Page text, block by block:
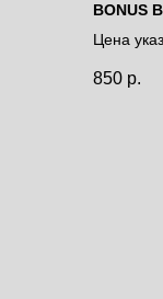
BONUS
Цена
850 р.